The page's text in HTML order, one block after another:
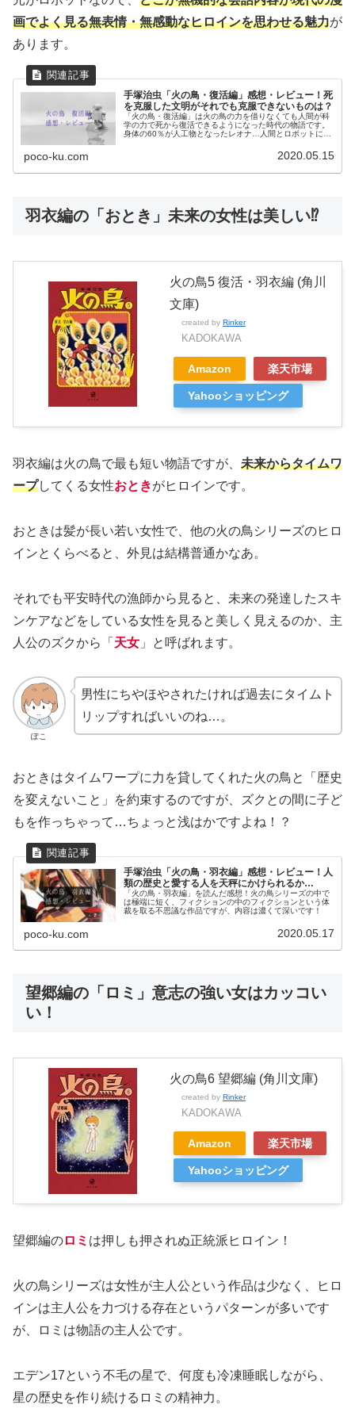
画でよく見る無表情・無感動なヒロインを思わせる魅力が
あります。
手塚治虫「火の鳥・復活編」感想・レビュー！死
を克服した文明がそれでも克服できないものは？
「火の鳥・復活編」は火の鳥の力を借りなくても人間が科
学の力で死から復活できるようになった時代の物語です。
身体の60％が人工物となったレオナ…人間とロボットには
poco-ku.com 2020.05.15
羽衣編の「おとき」未来の女性は美しい⁉
火の鳥5 復活・羽衣編 (角川
文庫)
created by Rinker
KADOKAWA
Amazon 楽天市場
Yahooショッピング
羽衣編は火の鳥で最も短い物語ですが、 未来からタイムワ
ープしてくる女性おときがヒロインです。
おときは髪が長い若い女性で、他の火の鳥シリーズのヒロ
インとくらべると、外見は結構普通かなあ。
それでも平安時代の漁師から見ると、未来の発達したスキ
ンケアなどをしている女性を見ると美しく見えるのか、主
人公のズクから「 天女 」と呼ばれます。
ぽこ
男性にちやほやされたければ過去にタイムト
リップすればいいのね…。
おときはタイムワープに力を貸してくれた火の鳥と「歴史
を変えないこと」を約束するのですが、ズクとの間に子ど
もを作っちゃって…ちょっと浅はかですよね！？
手塚治虫「火の鳥・羽衣編」感想・レビュー！人
類の歴史と愛する人を天秤にかけられるか…
「火の鳥・羽衣編」を読んだ感想！火の鳥シリーズの中で
は極端に短く、フィクションの中のフィクションという体
裁を取る不思議な作品ですが、内容は濃くて深いです！
poco-ku.com 2020.05.17
望郷編の「ロミ」意志の強い女はカッコい
い！
火の鳥6 望郷編 (角川文庫)
created by Rinker
KADOKAWA
Amazon 楽天市場
Yahooショッピング
望郷編のロミ は押しも押されぬ正統派ヒロイン！
火の鳥シリーズは女性が主人公という作品は少なく、ヒロ
インは主人公を力づける存在というパターンが多いです
が、ロミは物語の主人公です。
エデン17という不毛の星で、何度も冷凍睡眠しながら、
星の歴史を作り続けるロミの精神力。